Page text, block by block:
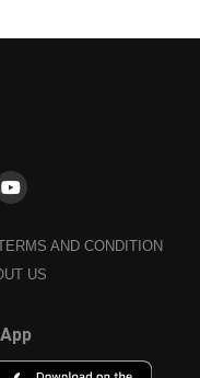
AND CONDITION
US